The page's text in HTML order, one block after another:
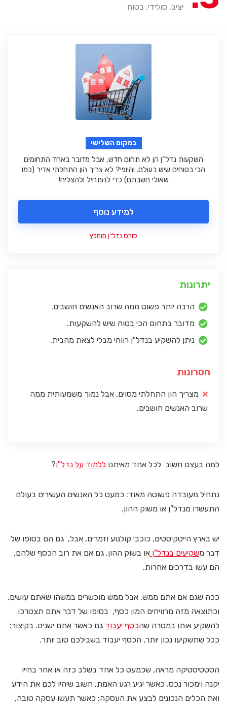
יציב, סולידי, בטוח
במקום השלישי
השקעות נדל"ן הן לא תחום חדש, אבל מדובר באחד התחומים
הכי בטוחים שיש בעולם. והיופי? לא צריך הון התחלתי אדיר (כמו
שאולי חשבתם) כדי להתחיל ולהצליח!
למידע נוסף
קורס נדל"ן מומלץ
יתרונות
הרבה יותר פשוט ממה שרוב האנשים חושבים.
מדובר בתחום הכי בטוח שיש להשקעות.
ניתן להשקיע בנדל"ן רווחי מבלי לצאת מהבית.
חסרונות
מצריך הון התחלתי מסוים, אבל נמוך משמעותית ממה
שרוב האנשים חושבים.
למה בעצם חשוב לכל אחד מאיתנו ללמוד על נדל"ן?
נתחיל מעובדה פשוטה מאוד: כמעט כל האנשים העשירים בעולם
התעשרו מנדל"ן או משוק ההון.
יש בארץ הייטקיסטים, כוכבי קולנוע וזמרים, אבל, גם הם בסופו של
דבר משקיעים בנדל"ן או בשוק ההון, גם אם את רוב הכסף שלהם,
הם עשו בדרכים אחרות.
ככה שגם אם אתם ממש, אבל ממש מוכשרים במשהו שאתם עושים,
וכתוצאה מזה מרוויחים המון כסף, בסופו של דבר אתם תצטרכו
להשקיע אותו במטרה שהכסף יעבוד גם כאשר אתם ישנים. בקיצור:
ככל שתשקיעו נכון יותר, הכסף יעבוד בשבילכם טוב יותר.
הסטטיסטיקה מראה, שכמעט כל אחד בשלב כזה או אחר בחייו
יקנה וימכור נכס. כאשר יגיע רגע האמת, חשוב שיהיו לכם את הידע
ואת הכלים הנכונים לבצע את העסקה: כאשר תעשו עסקה טובה,